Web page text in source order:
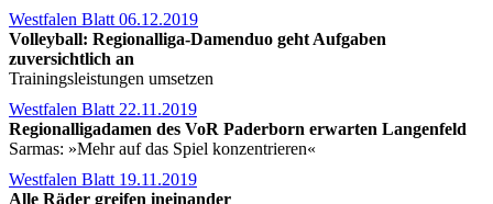
Westfalen Blatt 06.12.2019
Volleyball: Regionalliga-Damenduo geht Aufgaben
zuversichtlich an
Trainingsleistungen umsetzen
Westfalen Blatt 22.11.2019
Regionalligadamen des VoR Paderborn erwarten Langenfeld
Sarmas: »Mehr auf das Spiel konzentrieren«
Westfalen Blatt 19.11.2019
Alle Räder greifen ineinander